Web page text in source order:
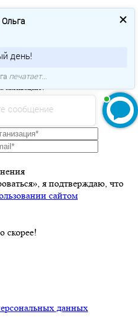
оставьте это поле пустым и вы
активацию.
я подтверждаю, что
сайтом
скорее!
данных
сообщение
Ольга
день!
печатает...